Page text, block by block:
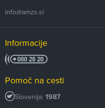
info@amzs.si
Informacije
Pomoč na cesti
Slovenija: 1987